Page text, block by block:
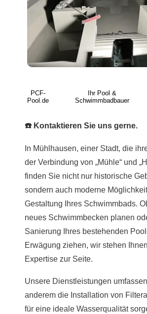
PCF-
Pool.de
Ihr Pool &
Schwimmbadbauer
☎️ Kontaktieren Sie uns gerne.
In Mühlhausen, einer Stadt, die
der Verbindung von „Mühle“ und
finden Sie nicht nur historische
sondern auch moderne
Gestaltung Ihres Schwimmbads.
neues Schwimmbecken planen
Sanierung Ihres bestehenden
Erwägung ziehen, wir stehen
Expertise zur Seite.
Unsere Dienstleistungen
anderem die Installation von
für eine ideale Wasserqualität